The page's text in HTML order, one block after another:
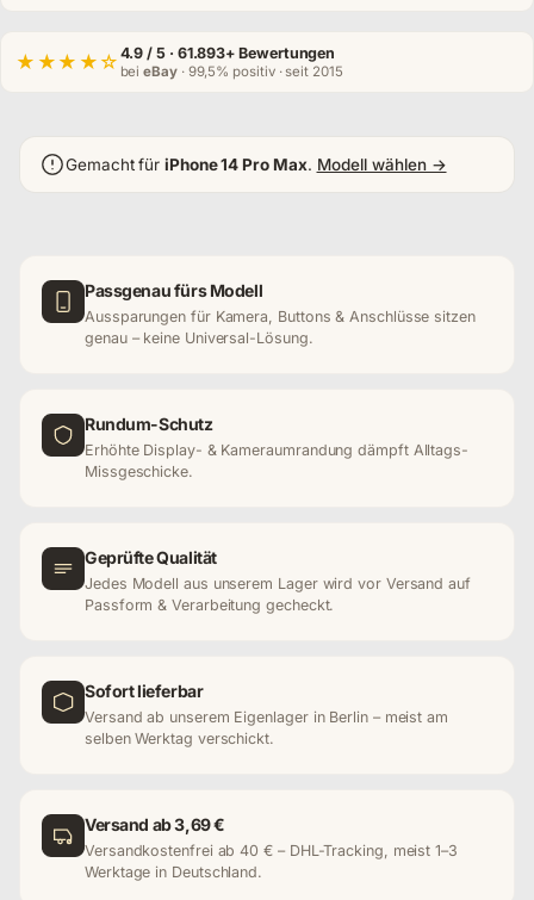
★★★★☆ 4.9 / 5 · 61.893+ Bewertungen
beieBay· 99,5% positiv · seit 2015
Gemacht füriPhone 14 Pro Max. Modell wählen →
Passgenau fürs Modell
Aussparungen für Kamera, Buttons & Anschlüsse sitzen
genau – keine Universal-Lösung.
Rundum-Schutz
Erhöhte Display- & Kameraumrandung dämpft Alltags-
Missgeschicke.
Geprüfte Qualität
Jedes Modell aus unserem Lager wird vor Versand auf
Passform & Verarbeitung gecheckt.
Sofort lieferbar
Versand ab unserem Eigenlager in Berlin – meist am
selben Werktag verschickt.
Versand ab 3,69 €
Versandkostenfrei ab 40 € – DHL-Tracking, meist 1–3
Werktage in Deutschland.